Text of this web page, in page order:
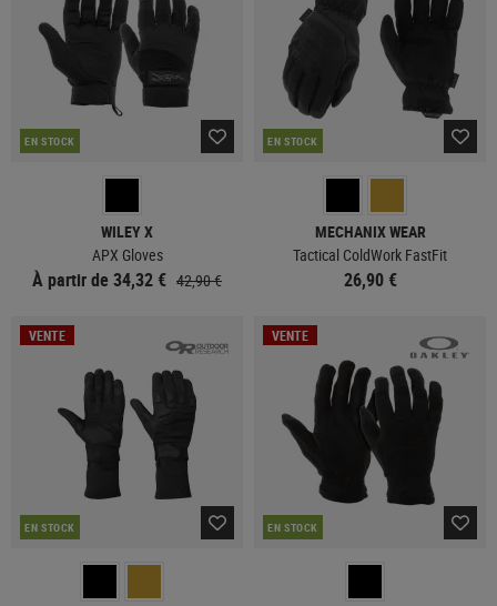
EN STOCK
WILEY X
APX Gloves
À partir de 34,32 € 42,90 €
EN STOCK
MECHANIX WEAR
Tactical ColdWork FastFit
26,90 €
VENTE
EN STOCK
VENTE
EN STOCK